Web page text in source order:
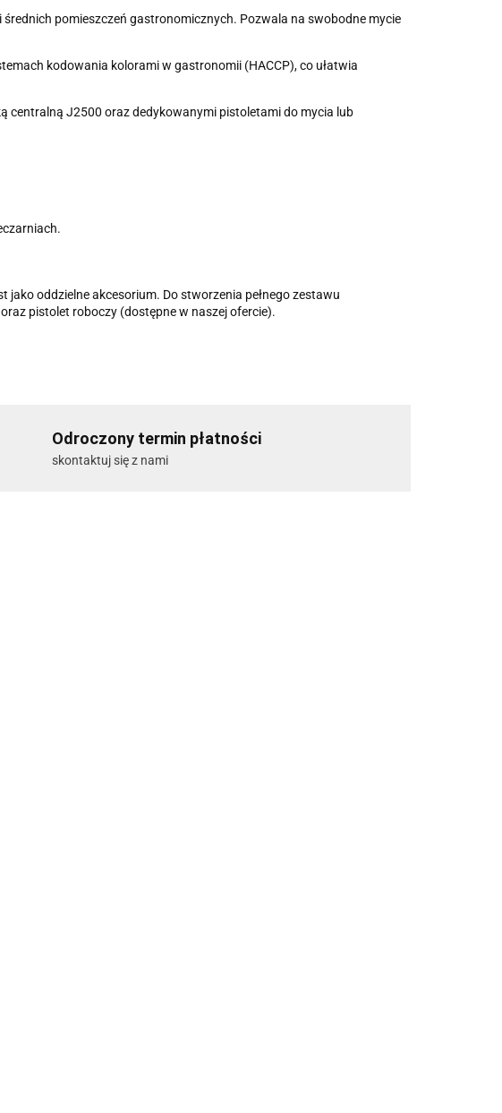
średnich pomieszczeń gastronomicznych. Pozwala na swobodne mycie
kodowania kolorami w gastronomii (HACCP), co ułatwia
centralną J2500 oraz dedykowanymi pistoletami do mycia lub
jako oddzielne akcesorium. Do stworzenia pełnego zestawu
pistolet roboczy (dostępne w naszej ofercie).
Odroczony termin płatności
skontaktuj się z nami